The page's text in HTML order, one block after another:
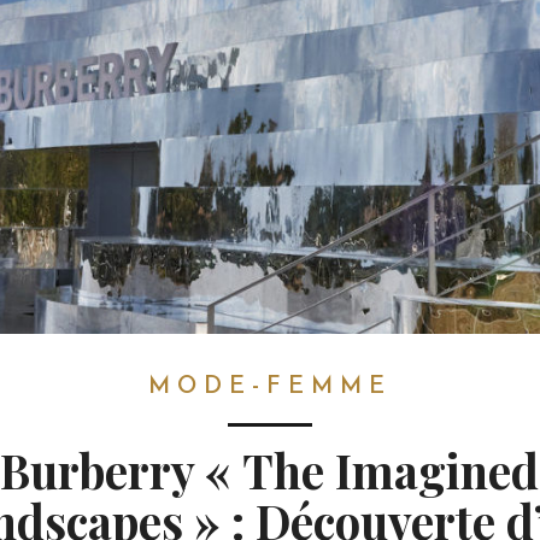
MODE-FEMME
Burberry « The Imagined
» : Découverte